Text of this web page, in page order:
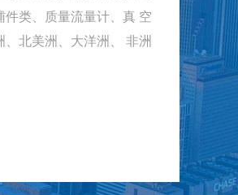
类、质量流量计、真 空
北美洲、大洋洲、 非洲